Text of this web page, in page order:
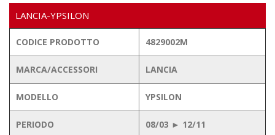
LANCIA-YPSILON
CODICE PRODOTTO 4829002M
MARCA/ACCESSORI LANCIA
MODELLO YPSILON
PERIODO 08/03 ► 12/11